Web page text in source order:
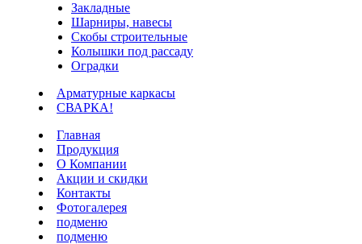
Закладные
Шарниры, навесы
Скобы строительные
Колышки под рассаду
Оградки
Арматурные каркасы
СВАРКА!
Главная
Продукция
О Компании
Акции и скидки
Контакты
Фотогалерея
подменю
подменю